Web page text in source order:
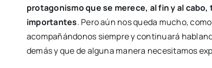
protagonismo que se merece, al fin y al
importantes. Pero aún nos queda mucho,
acompañándonos siempre y continuará
demás y que de alguna manera necesitamos